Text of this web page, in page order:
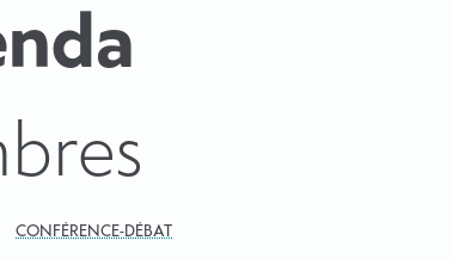
CONFÉRENCE-DÉBAT